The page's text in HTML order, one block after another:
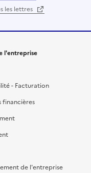
les lettres
l'entreprise
- Facturation
de l'entreprise